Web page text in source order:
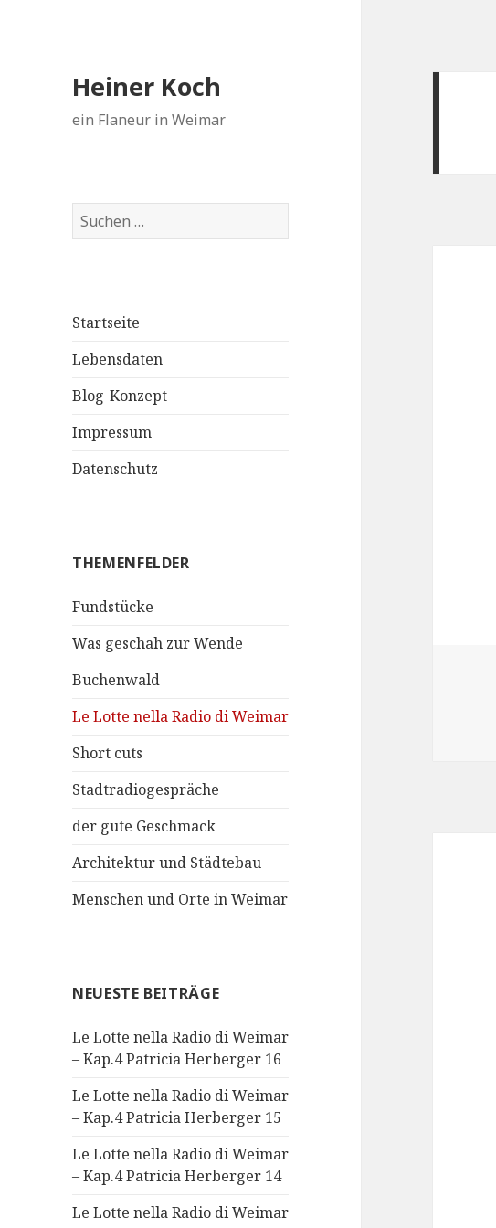
Heiner Koch
ein Flaneur in Weimar
Suchen
nach:
Startseite
Lebensdaten
Blog-Konzept
Impressum
Datenschutz
THEMENFELDER
Fundstücke
Was geschah zur Wende
Buchenwald
Le Lotte nella Radio di Weimar
Short cuts
Stadtradiogespräche
der gute Geschmack
Architektur und Städtebau
Menschen und Orte in Weimar
NEUESTE BEITRÄGE
Le Lotte nella Radio di Weimar
– Kap.4 Patricia Herberger 16
Le Lotte nella Radio di Weimar
– Kap.4 Patricia Herberger 15
Le Lotte nella Radio di Weimar
– Kap.4 Patricia Herberger 14
Le Lotte nella Radio di Weimar